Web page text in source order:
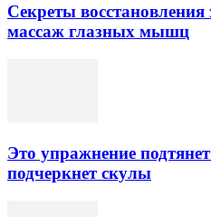
Секреты
массаж глазных мышц
Это упражнение
подчеркнет скулы